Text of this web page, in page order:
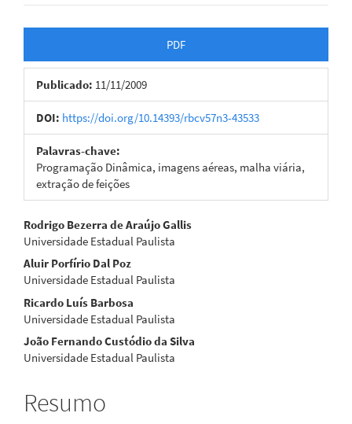
lateral
de
artigos
PDF
Publicado: 11/11/2009
DOI: https://doi.org/10.14393/rbcv57n3-43533
Palavras-chave:
Programação Dinâmica, imagens aéreas, malha viária,
extração de feições
Conteúdo
do
artigo
principal
Rodrigo Bezerra de Araújo Gallis
Universidade Estadual Paulista
Aluir Porfírio Dal Poz
Universidade Estadual Paulista
Ricardo Luís Barbosa
Universidade Estadual Paulista
João Fernando Custódio da Silva
Universidade Estadual Paulista
Resumo